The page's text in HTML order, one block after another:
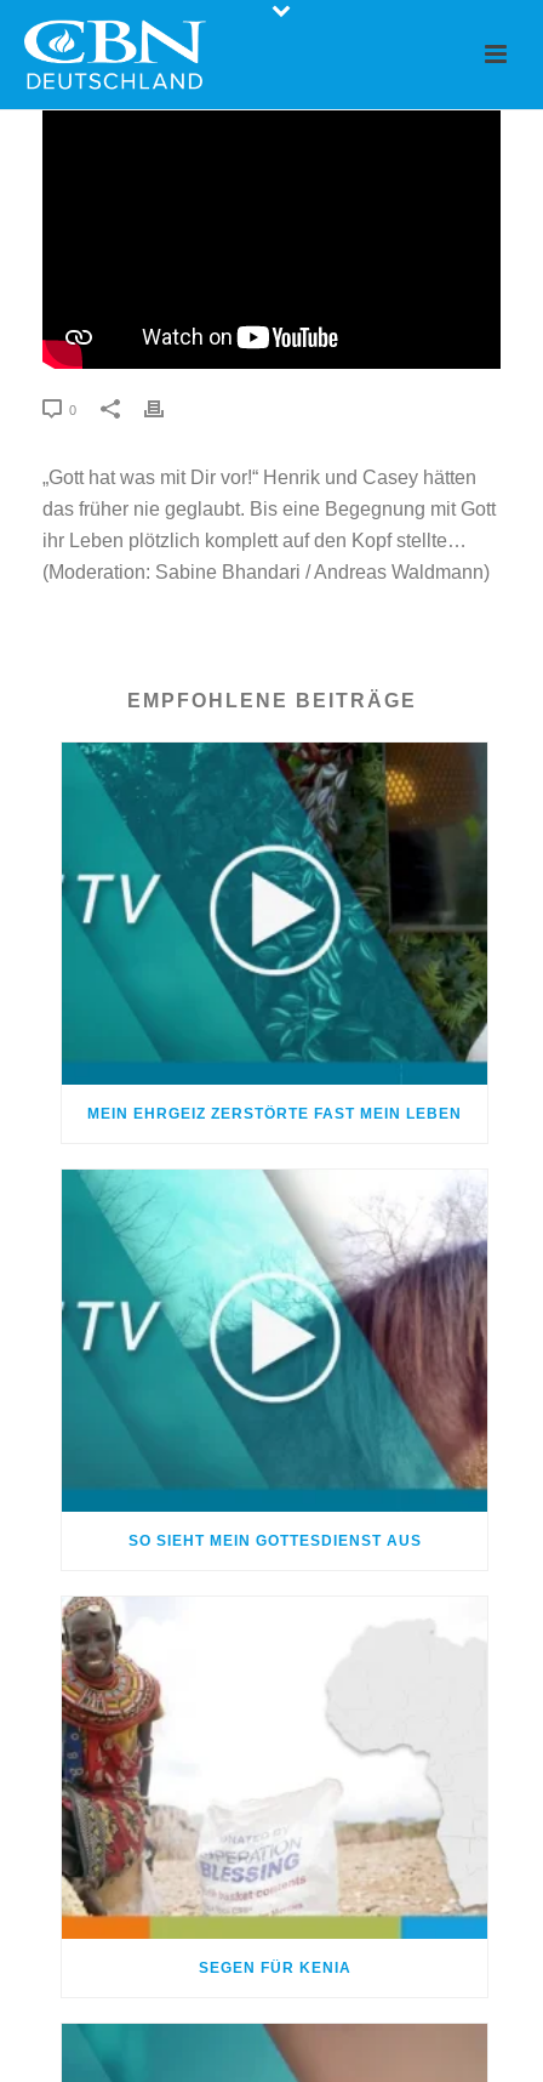
0
„Gott hat was mit Dir vor!“ Henrik und Casey hätten
das früher nie geglaubt. Bis eine Begegnung mit Gott
ihr Leben plötzlich komplett auf den Kopf stellte…
(Moderation: Sabine Bhandari / Andreas Waldmann)
EMPFOHLENE BEITRÄGE
MEIN EHRGEIZ ZERSTÖRTE FAST MEIN LEBEN
SO SIEHT MEIN GOTTESDIENST AUS
SEGEN FÜR KENIA